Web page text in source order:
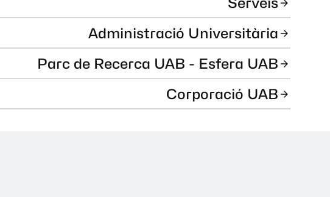
Administració Universitària
Parc de Recerca UAB - Esfera UAB
Corporació UAB